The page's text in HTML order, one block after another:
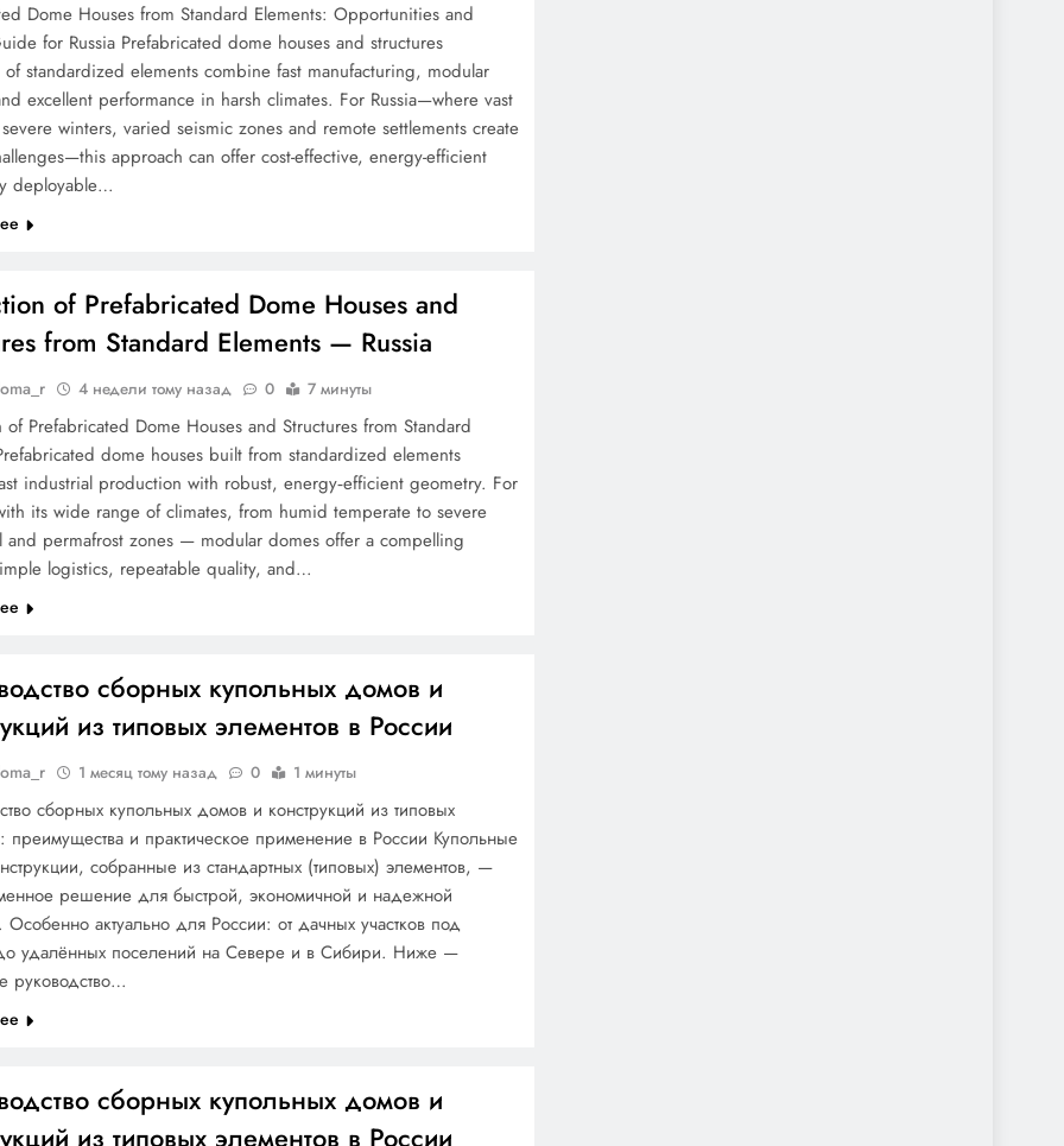
Dome Houses from Standard Elements: Opportunities and
for Russia Prefabricated dome houses and structures
standardized elements combine fast manufacturing, modular
excellent performance in harsh climates. For Russia—where vast
winters, varied seismic zones and remote settlements create
approach can offer cost-effective, energy-efficient
deployable…
of Prefabricated Dome Houses and
from Standard Elements — Russia
4 недели тому назад 0 7 минуты
of Prefabricated Dome Houses and Structures from Standard
dome houses built from standardized elements
industrial production with robust, energy‑efficient geometry. For
its wide range of climates, from humid temperate to severe
and permafrost zones — modular domes offer a compelling
logistics, repeatable quality, and…
сборных купольных домов и
из типовых элементов в России
1 месяц тому назад 0 1 минуты
сборных купольных домов и конструкций из типовых
преимущества и практическое применение в России Купольные
собранные из стандартных (типовых) элементов, —
решение для быстрой, экономичной и надежной
Особенно актуально для России: от дачных участков под
удалённых поселений на Севере и в Сибири. Ниже —
руководство…
сборных купольных домов и
из типовых элементов в России